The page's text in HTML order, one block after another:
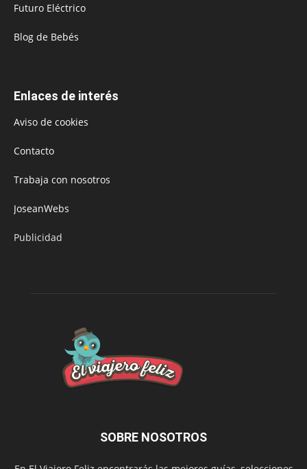
Futuro Eléctrico
Blog de Bebés
Enlaces de interés
Aviso de cookies
Contacto
Trabaja con nosotros
JoseanWebs
Publicidad
SOBRE NOSOTROS